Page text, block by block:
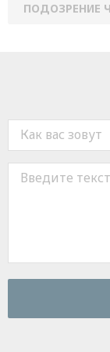
ПОДОЗРЕНИЕ